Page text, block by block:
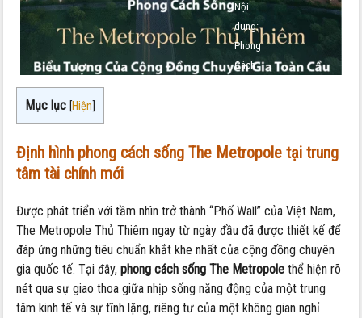
Nội
dung:
Phong
Cách
Tượng
Chuyên
Cầu
Mục lục [Hiện]
Định hình phong cách sống The Metropole tại trung
tâm tài chính mới
Được phát triển với tầm nhìn trở thành “Phố Wall” của Việt Nam,
The Metropole Thủ Thiêm ngay từ ngày đầu đã được thiết kế để
đáp ứng những tiêu chuẩn khắt khe nhất của cộng đồng chuyên
gia quốc tế. Tại đây,phong cách sống The Metropole thể hiện rõ
nét qua sự giao thoa giữa nhịp sống năng động của một trung
tâm kinh tế và sự tĩnh lặng, riêng tư của một không gian nghỉ